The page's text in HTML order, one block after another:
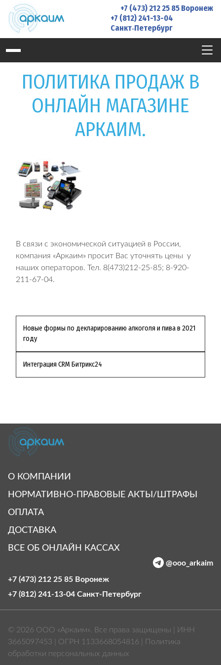
content
+7 (473) 212 25 85 Воронеж
+7 (812) 241-13-04
Санкт‑Петербург
ПОЛИТИКА ПРОДАЖ В
ОНЛАЙН МАГАЗИНЕ
АРКАИМ.
В связи с экономической ситуацией в России,
компания «Аркаим» просит Вас уточнять цены у
наших операторов. Тел. 8(473)212-25-85; 8-920-
211-67-04.
Навигация
по
записям
Новые формы по декларированию алкоголя и пива в 2021
году
Интеграция CRM Битрикс24
О КОМПАНИИ
НОРМАТИВНО-ПРАВОВЫЕ АКТЫ/ШТРАФЫ
ОПЛАТА
ДОСТАВКА
ВСЕ ОБ ОНЛАЙН КАССАХ
@ooo_arkaim
+7 (473) 212 25 85 Воронеж
+7 (812) 241-13-04 Санкт‑Петербург
© 2026 ООО «Аркаим». Все права защищены | ИНН
3665097453 | ОГРН 1133668054816 |
Политика
обработки персональных данных